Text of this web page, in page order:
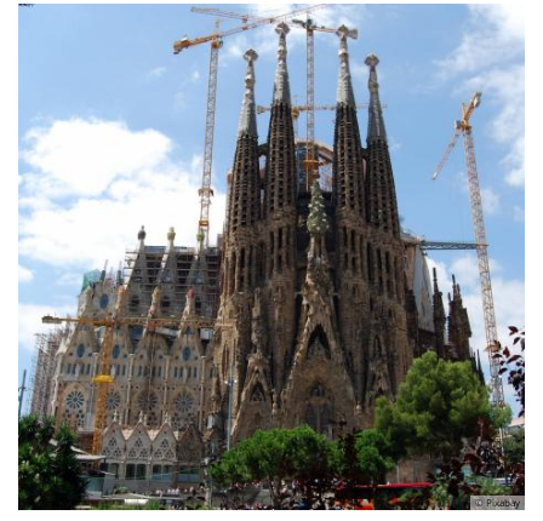
© Pixabay